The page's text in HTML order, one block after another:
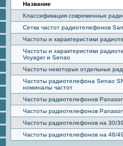
Название
Классификация современных
Сетка частот радиотелефонов
Частоты и характеристики
Частоты и характеристики
Voyager и Senao
Частоты некоторых отдельных
Частоты радиотелефона Senao
номиналы частот
Частоты радиотелефонов
Частоты радиотелефонов
Частоты радиотелефонов на 30/
Частоты радиотелефонов на 46/